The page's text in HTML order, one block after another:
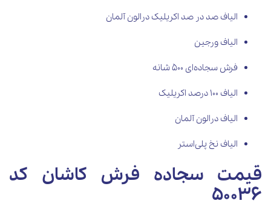
الیاف صد در صد اکریلیک درالون آلمان
الیاف ورجین
فرش سجاده‌ای 500 شانه
الیاف 100 درصد اکریلیک
الیاف درالون آلمان
الیاف نخ پلی‌استر
قیمت سجاده فرش کاشان کد
50036